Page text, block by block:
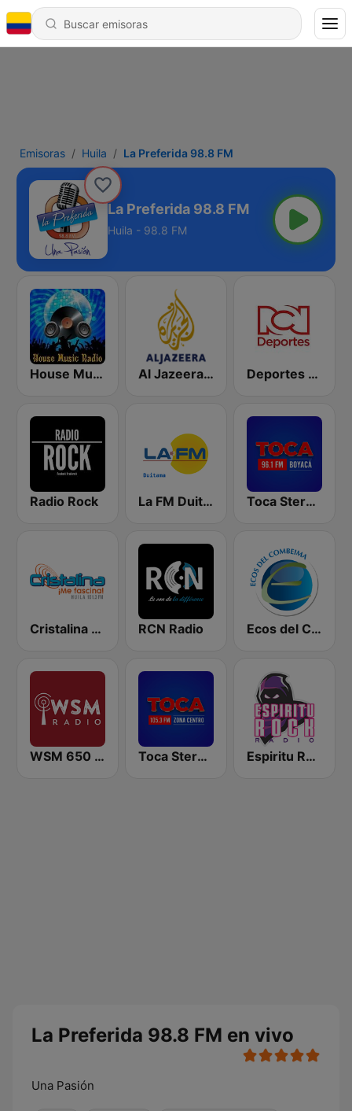
Emisoras Huila La Preferida 98.8 FM
La Preferida 98.8 FM
Huila - 98.8 FM
House Music Radio Al Jazeera Arabic (قناة الجزيرة) Deportes RCN
Radio Rock La FM Duitama Toca Stereo 96.1 FM
Cristalina Neiva RCN Radio Ecos del Combeima 790 AM
WSM 650 AM Toca Stereo 105.3 FM Espiritu Rock
La Preferida 98.8 FM en vivo
Una Pasión